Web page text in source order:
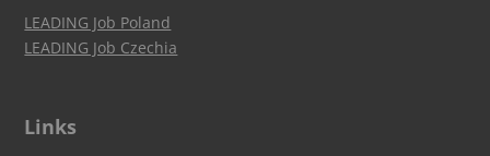
LEADING Job Poland
LEADING Job Czechia
Links